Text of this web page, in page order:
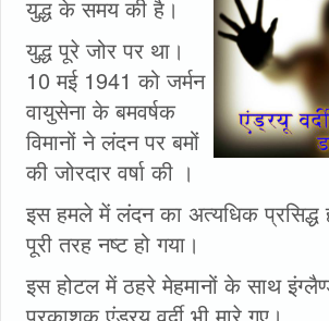
युद्ध के समय की है।
युद्ध पूरे जोर पर था।
10 मई 1941 को जर्मन
वायुसेना के बमवर्षक
विमानों ने लंदन पर बमों
की जोरदार वर्षा की ।
इस हमले में लंदन का अत्यधिक
पूरी तरह नष्ट हो गया।
इस होटल में ठहरे मेहमानों के साथ